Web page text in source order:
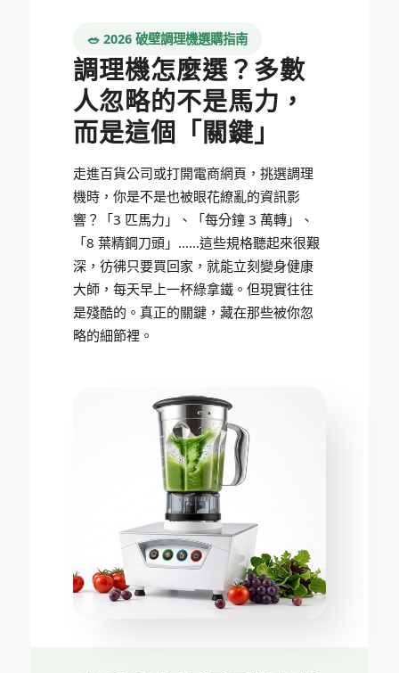
🥗 2026 破壁調理機選購指南
調理機怎麼選？多數
人忽略的不是馬力，
而是這個「關鍵」
走進百貨公司或打開電商網頁，挑選調理
機時，你是不是也被眼花繚亂的資訊影
響？「3 匹馬力」、「每分鐘 3 萬轉」、
「8 葉精鋼刀頭」……這些規格聽起來很艱
深，彷彿只要買回家，就能立刻變身健康
大師，每天早上一杯綠拿鐵。但現實往往
是殘酷的。真正的關鍵，藏在那些被你忽
略的細節裡。